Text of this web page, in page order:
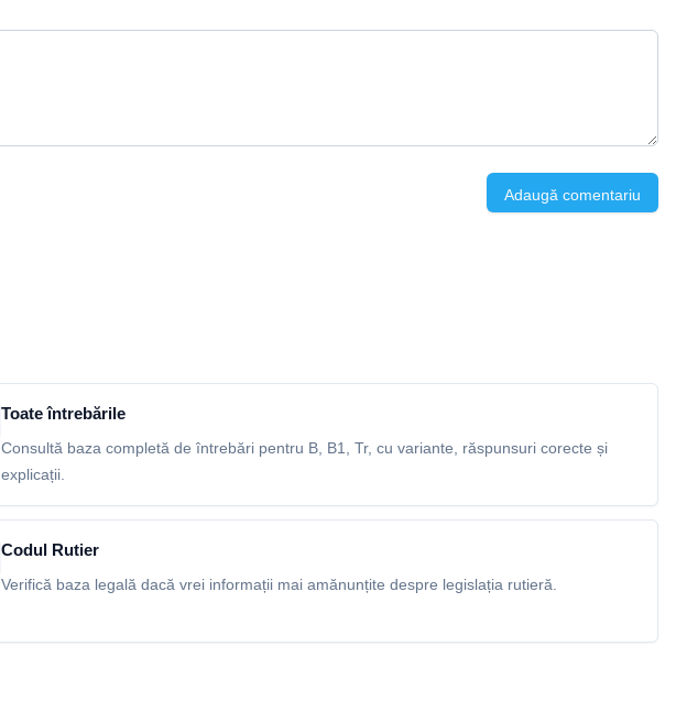
Adaugă comentariu
Toate întrebările
Consultă baza completă de întrebări pentru B, B1, Tr, cu variante, răspunsuri corecte și
explicații.
Codul Rutier
Verifică baza legală dacă vrei informații mai amănunțite despre legislația rutieră.